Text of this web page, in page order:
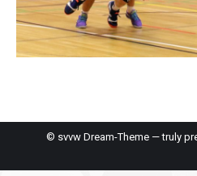
© svvw Dream-Theme — truly